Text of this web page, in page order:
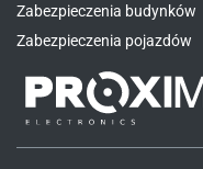
Zabezpieczenia budynków
Zabezpieczenia pojazdów